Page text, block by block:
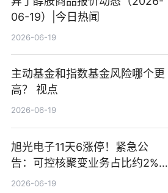
06-19）|今日热闻
2026-06-19
主动基金和指数基金风险哪个更
高？ 视点
2026-06-19
旭光电子11天6涨停！紧急公
告：可控核聚变业务占比约2%！
前沿热点
2026-06-19